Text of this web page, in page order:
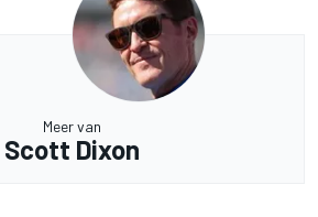
Meer van
Scott Dixon